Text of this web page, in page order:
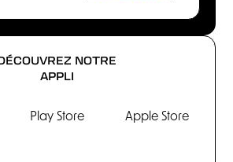
NOTRE
APPLI
Play Store Apple Store